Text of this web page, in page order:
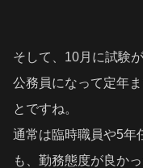
そして、10月に試験
公務員になって定年
とですね。
通常は臨時職員や5年
も、勤務態度が良か